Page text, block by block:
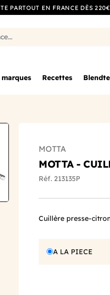
PARTOUT EN FRANCE DÈS 220€
marques Recettes
MOTTA
MOTTA -
Réf. 213135P
Cuillère presse-
A LA PIECE